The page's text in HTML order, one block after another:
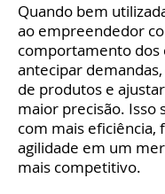
Quando bem
ao empreendedor
comportamento dos
antecipar
de produtos e
maior precisão. Isso
com mais eficiência,
agilidade em um
mais competitivo.